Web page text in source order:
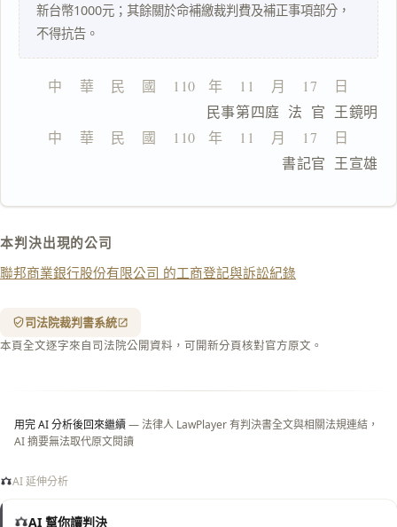
新台幣1000元；其餘關於命補繳裁判費及補正事項部分，
不得抗告。
中    華    民    國    110   年    11    月    17    日
                  民事第四庭  法  官  王鏡明
中    華    民    國    110   年    11    月    17    日
                              書記官  王宣雄
本判決出現的公司
聯邦商業銀行股份有限公司 的工商登記與訴訟紀錄
司法院裁判書系統
本頁全文逐字來自司法院公開資料，可開新分頁核對官方原文。
用完 AI 分析後回來繼續— 法律人 LawPlayer 有判決書全文與相關法規連結，
AI 摘要無法取代原文閱讀
AI 延伸分析
AI 幫你讀判決
複
文